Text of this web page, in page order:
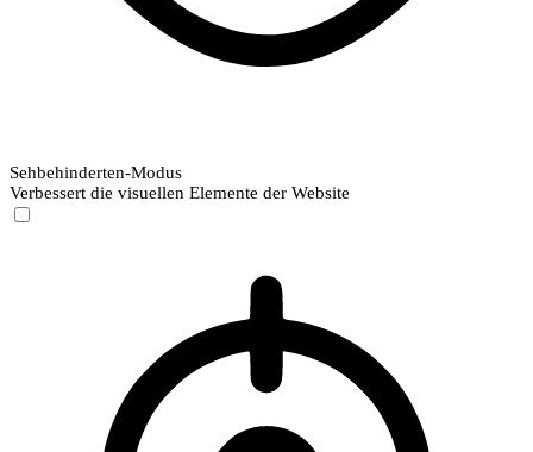
Sehbehinderten-Modus
Verbessert die visuellen Elemente der Website